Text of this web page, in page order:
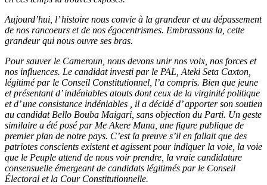
Aujourd’hui, l’ histoire nous convie à la grandeur et au dépassement
de nos rancoeurs et de nos égocentrismes. Embrassons la, cette
grandeur qui nous ouvre ses bras.
Pour sauver le Cameroun, nous devons unir nos voix, nos forces et
nos influences. Le candidat investi par le PAL, Ateki Seta Caxton,
légitimé par le Conseil Constitutionnel, l’a compris. Bien que jeune
et présentant d’ indéniables atouts dont ceux de la virginité politique
et d’ une consistance indéniables , il a décidé d’ apporter son soutien
au candidat Bello Bouba Maigari, sans objection du Parti. Un geste
similaire a été posé par Me Akere Muna, une figure publique de
premier plan de notre pays. C’est la preuve s’il en fallait que des
patriotes conscients existent et agissent pour indiquer la voie, la voie
que le Peuple attend de nous voir prendre, la vraie candidature
consensuelle émergeant de candidats légitimés par le Conseil
Électoral et la Cour Constitutionnelle.